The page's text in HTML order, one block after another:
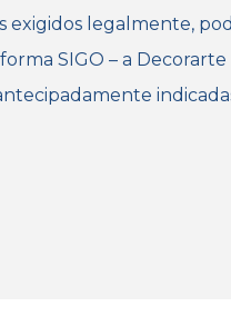
legalmente,
SIGO – a